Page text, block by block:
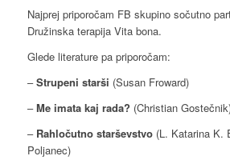
Najprej priporočam FB skupino sočutno
Družinska terapija Vita bona.
Glede literature pa priporočam:
–Strupeni starši (Susan Froward)
–Me imata kaj rada? (Christian
– Rahločutno starševstvo(L. Katarina K.
Poljanec)